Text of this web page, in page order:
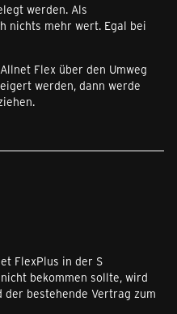
werden. Als
nichts mehr wert. Egal bei
Flex über den Umweg
werden, dann werde
FlexPlus in der S
bekommen sollte, wird
bestehende Vertrag zum